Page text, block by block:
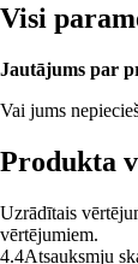
Visi
Jautājums par
Vai jums
Produkta
Uzrādītais
vērtējumiem.
4.4Atsauksmju